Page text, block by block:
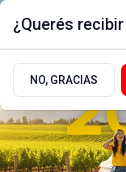
¿Querés
NO, GRACIAS